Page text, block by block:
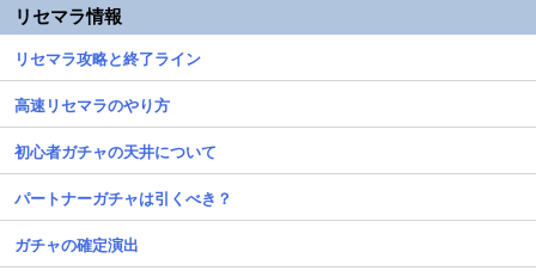
リセマラ情報
リセマラ攻略と終了ライン
高速リセマラのやり方
初心者ガチャの天井について
パートナーガチャは引くべき？
ガチャの確定演出